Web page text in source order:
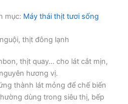
mục: Máy thái thịt tươi sống
thịt đông lạnh
thịt quay… cho lát cắt mịn,
hương vị.
thành lát mỏng để chế biến
dùng trong siêu thị, bếp